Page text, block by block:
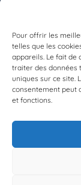
Pour offrir les
telles que les
appareils. Le fait de
traiter des données
uniques sur ce site.
consentement peut
et fonctions.